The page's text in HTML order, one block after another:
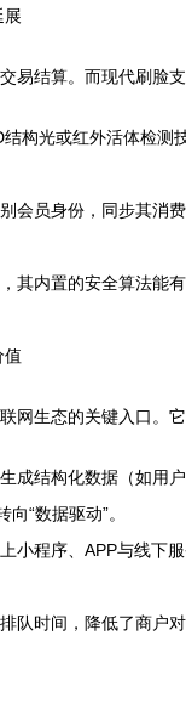
展
易结算。而现代刷脸
构光或红外活体检测
别会员身份，同步其消
其内置的安全算法能
值
网生态的关键入口。
成结构化数据（如用
“数据驱动”。
小程序、APP与线下
队时间，降低了商户